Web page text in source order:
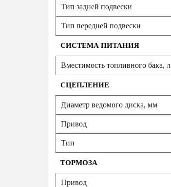
Тип задней подвески
Тип передней подвески
СИСТЕМА ПИТАНИЯ
Вместимость топливного бака, л
СЦЕПЛЕНИЕ
Диаметр ведомого диска, мм
Привод
Тип
ТОРМОЗА
Привод